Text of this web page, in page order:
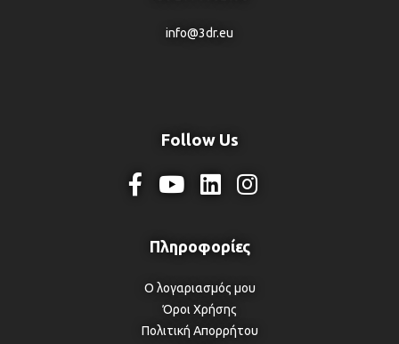
info@3dr.eu
Follow Us
Ο λογαριασμός μου
Όροι Χρήσης
Πολιτική Απορρήτου